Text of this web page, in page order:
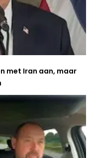
met Iran aan, maar